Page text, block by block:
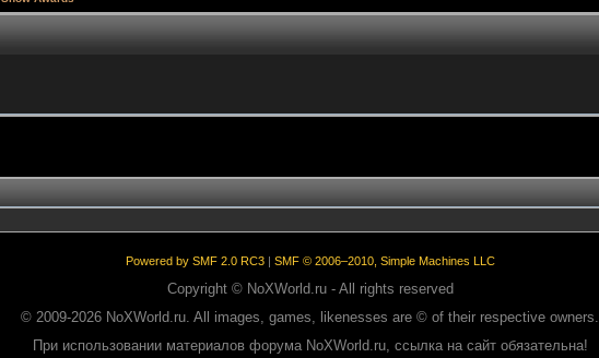
Powered by SMF 2.0 RC3| SMF © 2006–2010, Simple Machines LLC
Copyright © NoXWorld.ru - All rights reserved
© 2009-2026 NoXWorld.ru. All images, games, likenesses are © of their respective owners.
При использовании материалов форума NoXWorld.ru, ссылка на сайт обязательна!